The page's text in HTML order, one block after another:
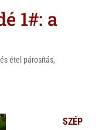
1#: a
étel párosítás,
SZÉP